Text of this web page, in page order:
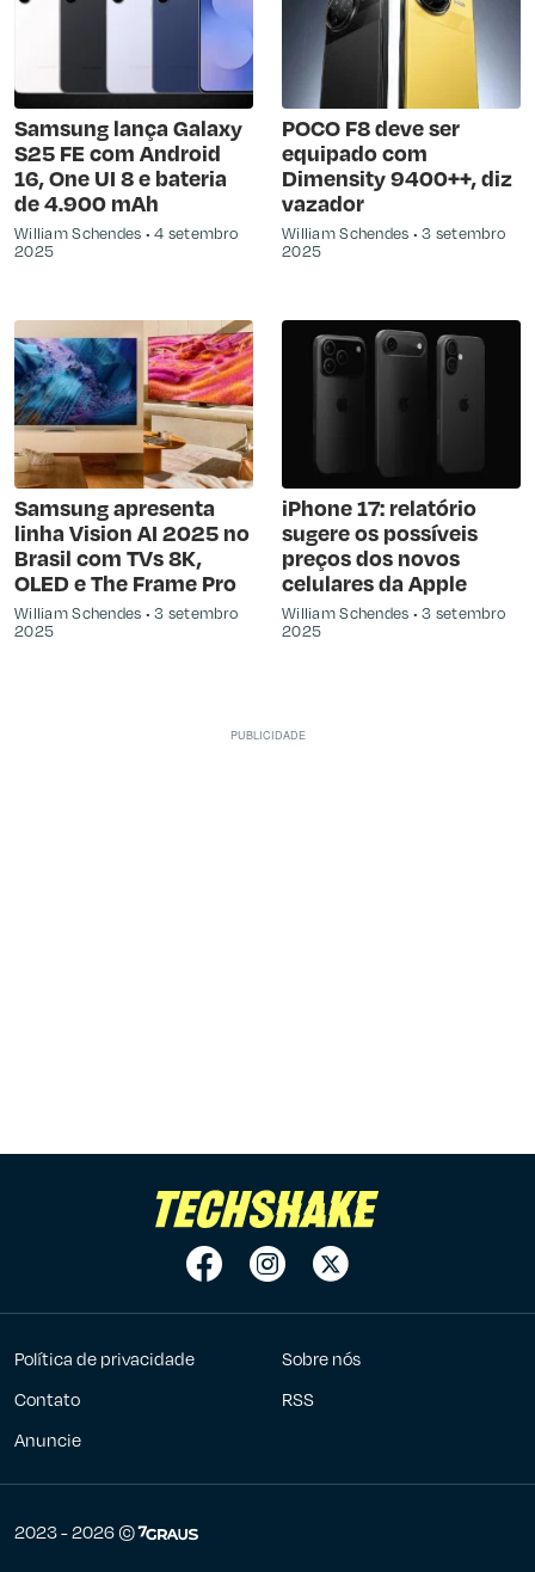
Samsung lança Galaxy
S25 FE com Android
16, One UI 8 e bateria
de 4.900 mAh
William Schendes
4 setembro
2025
POCO F8 deve ser
equipado com
Dimensity 9400++, diz
vazador
William Schendes
3 setembro
2025
Samsung apresenta
linha Vision AI 2025 no
Brasil com TVs 8K,
OLED e The Frame Pro
William Schendes
3 setembro
2025
iPhone 17: relatório
sugere os possíveis
preços dos novos
celulares da Apple
William Schendes
3 setembro
2025
Política de privacidade
Sobre nós
Contato
RSS
Anuncie
2023 - 2026 ©7Graus